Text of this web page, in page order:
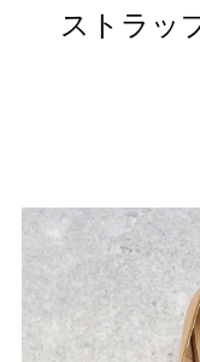
ブラック ホワイト
サイズから選ぶ
21.0cm
ストラッ